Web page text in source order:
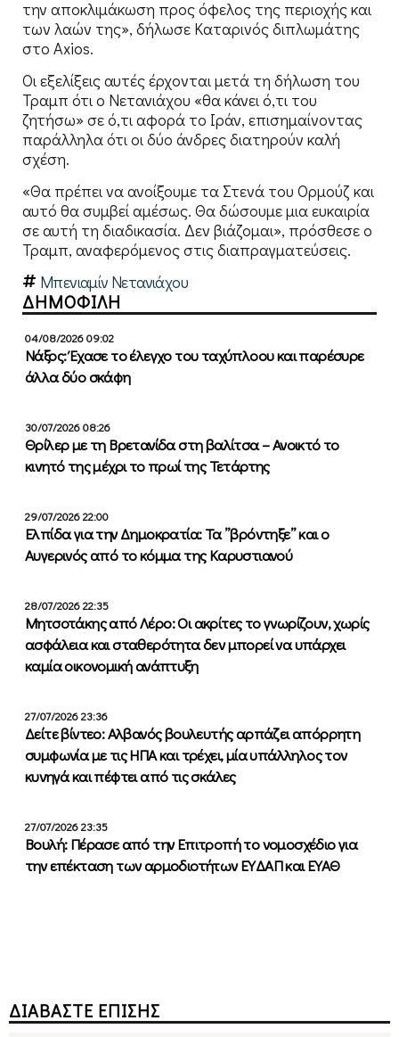
την αποκλιμάκωση προς όφελος της περιοχής και
των λαών της», δήλωσε Καταρινός διπλωμάτης
στο Axios.
Οι εξελίξεις αυτές έρχονται μετά τη δήλωση του
Τραμπ ότι ο Νετανιάχου «θα κάνει ό,τι του
ζητήσω» σε ό,τι αφορά το Ιράν, επισημαίνοντας
παράλληλα ότι οι δύο άνδρες διατηρούν καλή
σχέση.
«Θα πρέπει να ανοίξουμε τα Στενά του Ορμούζ και
αυτό θα συμβεί αμέσως. Θα δώσουμε μια ευκαιρία
σε αυτή τη διαδικασία. Δεν βιάζομαι», πρόσθεσε ο
Τραμπ, αναφερόμενος στις διαπραγματεύσεις.
Μπενιαμίν Νετανιάχου
ΔΗΜΟΦΙΛΗ
04/08/2026 09:02
Νάξος: Έχασε το έλεγχο του ταχύπλοου και παρέσυρε
άλλα δύο σκάφη
30/07/2026 08:26
Θρίλερ με τη Βρετανίδα στη βαλίτσα – Ανοικτό το
κινητό της μέχρι το πρωί της Τετάρτης
29/07/2026 22:00
Ελπίδα για την Δημοκρατία: Τα ”βρόντηξε” και ο
Αυγερινός από το κόμμα της Καρυστιανού
28/07/2026 22:35
Μητσοτάκης από Λέρο: Οι ακρίτες το γνωρίζουν, χωρίς
ασφάλεια και σταθερότητα δεν μπορεί να υπάρχει
καμία οικονομική ανάπτυξη
27/07/2026 23:36
Δείτε βίντεο: Αλβανός βουλευτής αρπάζει απόρρητη
συμφωνία με τις ΗΠΑ και τρέχει, μία υπάλληλος τον
κυνηγά και πέφτει από τις σκάλες
27/07/2026 23:35
Βουλή: Πέρασε από την Επιτροπή το νομοσχέδιο για
την επέκταση των αρμοδιοτήτων ΕΥΔΑΠ και ΕΥΑΘ
ΔΙΑΒΑΣΤΕ ΕΠΙΣΗΣ